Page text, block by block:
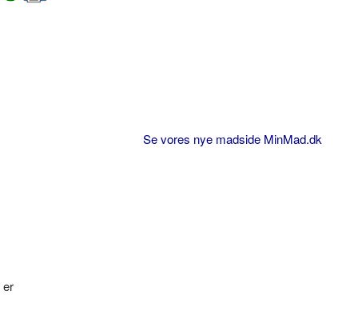
er
Se vores nye madside MinMad.dk